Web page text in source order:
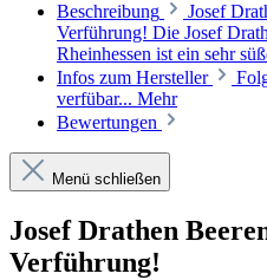
Beschreibung
Josef
Verführung! Die Josef
Rheinhessen ist ein sehr
Infos zum Hersteller
verfübar... Mehr
Bewertungen
Menü schließen
Josef Drathen
Verführung!